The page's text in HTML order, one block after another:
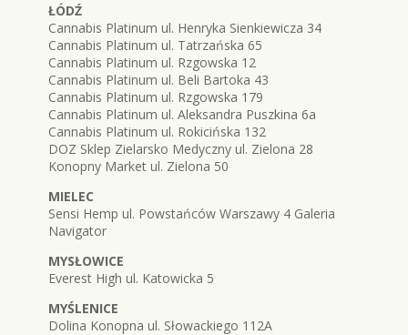
ŁÓDŹ
Cannabis Platinum ul. Henryka Sienkiewicza 34
Cannabis Platinum ul. Tatrzańska 65
Cannabis Platinum ul. Rzgowska 12
Cannabis Platinum ul. Beli Bartoka 43
Cannabis Platinum ul. Rzgowska 179
Cannabis Platinum ul. Aleksandra Puszkina 6a
Cannabis Platinum ul. Rokicińska 132
DOZ Sklep Zielarsko Medyczny ul. Zielona 28
Konopny Market ul. Zielona 50
MIELEC
Sensi Hemp ul. Powstańców Warszawy 4 Galeria
Navigator
MYSŁOWICE
Everest High ul. Katowicka 5
MYŚLENICE
Dolina Konopna ul. Słowackiego 112A